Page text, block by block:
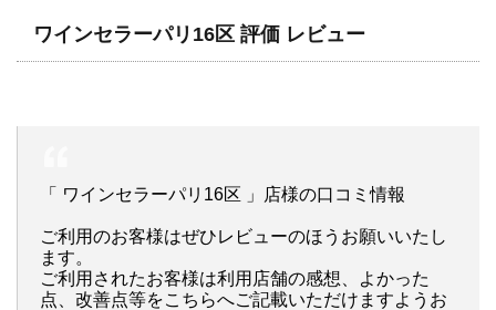
ワインセラーパリ16区 評価 レビュー
「 ワインセラーパリ16区 」店様の口コミ情報
ご利用のお客様はぜひレビューのほうお願いいたし
ます。
ご利用されたお客様は利用店舗の感想、よかった
点、改善点等をこちらへご記載いただけますようお